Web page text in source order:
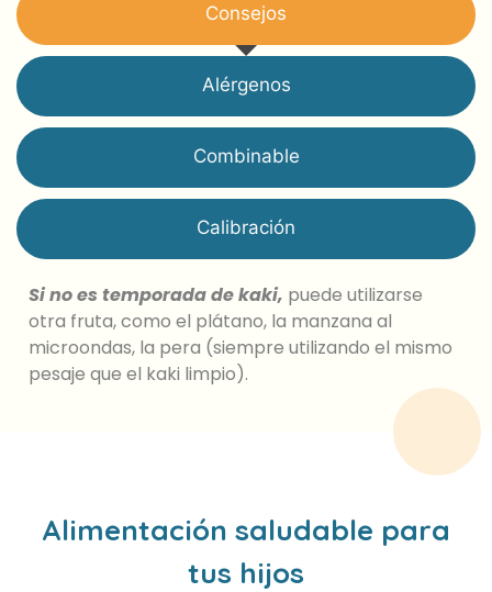
Consejos
Alérgenos
Combinable
Calibración
Si no es temporada de kaki, puede utilizarse
otra fruta, como el plátano, la manzana al
microondas, la pera (siempre utilizando el mismo
pesaje que el kaki limpio).
Alimentación saludable para
tus hijos